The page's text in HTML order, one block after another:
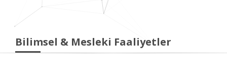
Bilimsel & Mesleki Faaliyetler